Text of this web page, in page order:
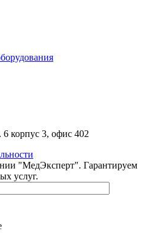
корпус 3, офис 402
"МедЭксперт". Гарантируем
услуг.